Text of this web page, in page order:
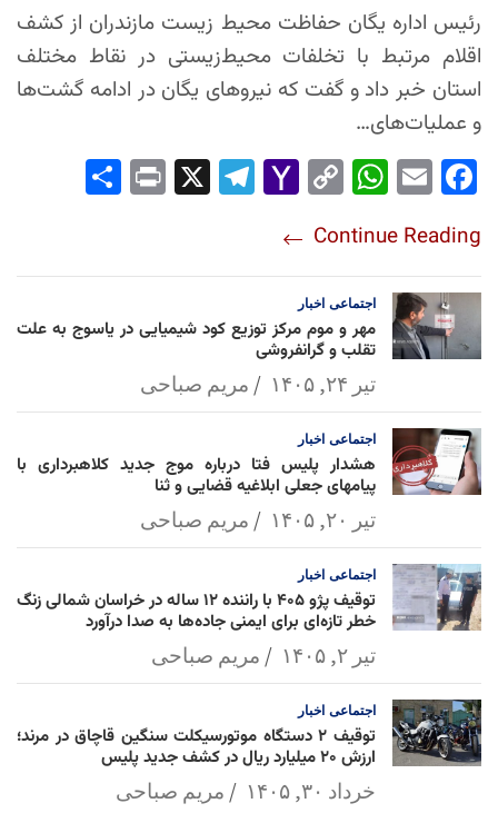
رئیس اداره یگان حفاظت محیط زیست مازندران از کشف
اقلام مرتبط با تخلفات محیط‌زیستی در نقاط مختلف
استان خبر داد و گفت که نیروهای یگان در ادامه گشت‌ها
و عملیات‌های…
Fac
ok
Em
Wh
Ap
p
Co
Lin
k
Yah
l
Tel
Pri
Continue Reading
اجتماعی اخبار
مهر و موم مرکز توزیع کود شیمیایی در یاسوج به علت
تقلب و گرانفروشی
تیر ۲۴, ۱۴۰۵ مریم صباحی
اجتماعی اخبار
هشدار پلیس فتا درباره موج جدید کلاهبرداری با
پیامهای جعلی ابلاغیه قضایی و ثنا
تیر ۲۰, ۱۴۰۵ مریم صباحی
اجتماعی اخبار
توقیف پژو ۴۰۵ با راننده ۱۲ ساله در خراسان شمالی زنگ
خطر تازه‌ای برای ایمنی جاده‌ها به صدا درآورد
تیر ۲, ۱۴۰۵ مریم صباحی
اجتماعی اخبار
توقیف ۲ دستگاه موتورسیکلت سنگین قاچاق در مرند؛
ارزش ۲۰ میلیارد ریال در کشف جدید پلیس
خرداد ۳۰, ۱۴۰۵ مریم صباحی